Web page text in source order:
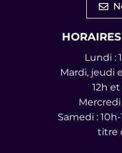
Lundi :
Mardi, jeudi
12h et
Mercredi
Samedi :
titre